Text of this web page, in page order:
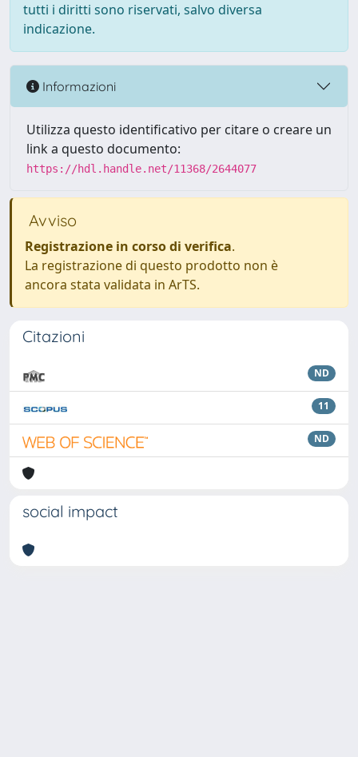
tutti i diritti sono riservati, salvo diversa
indicazione.
Informazioni
Utilizza questo identificativo per citare o creare un
link a questo documento:
https://hdl.handle.net/11368/2644077
Avviso
Registrazione in corso di verifica.
La registrazione di questo prodotto non è
ancora stata validata in ArTS.
Citazioni
ND
11
ND
social impact